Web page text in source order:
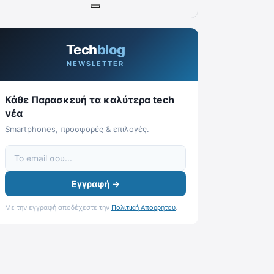
Techblog
NEWSLETTER
Κάθε Παρασκευή τα καλύτερα tech
νέα
Smartphones, προσφορές & επιλογές.
Εγγραφή →
Με την εγγραφή αποδέχεστε την Πολιτική Απορρήτου.